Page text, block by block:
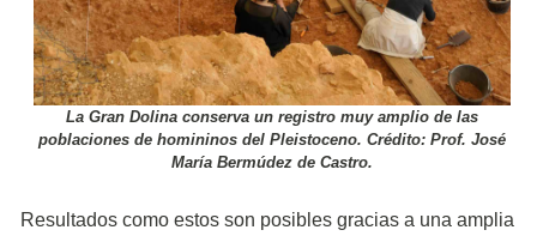
La Gran Dolina conserva un registro muy amplio de las
poblaciones de homininos del Pleistoceno. Crédito: Prof. José
María Bermúdez de Castro.
Resultados como estos son posibles gracias a una amplia